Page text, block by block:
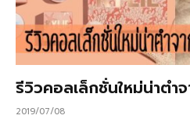
รีวิวคอลเล็กชั่นใหม่น่าต
2019/07/08